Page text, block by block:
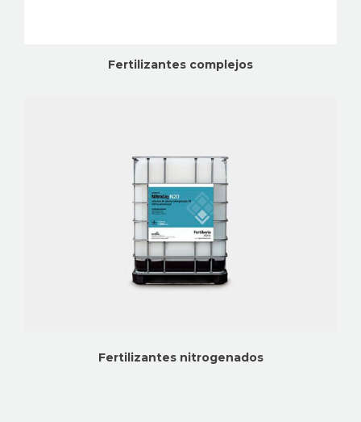
Fertilizantes complejos
Fertilizantes nitrogenados